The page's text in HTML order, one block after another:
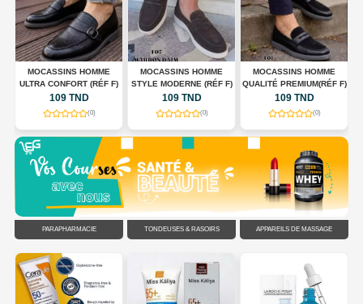
MOCASSINS HOMME
ULTRA CONFORT (RÉF F)
109 TND
(0)
MOCASSINS HOMME
STYLE MODERNE (RÉF F)
109 TND
(0)
MOCASSINS HOMME
QUALITÉ PREMIUM(RÉF F)
109 TND
(0)
PARAPHARMACIE TONDEUSES & RASOIRS APPAREILS DE MASSAGE